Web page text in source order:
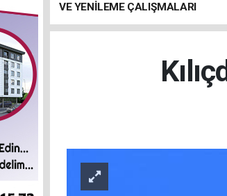
VE YENİLEME ÇALIŞMALARI
SÜRÜYOR